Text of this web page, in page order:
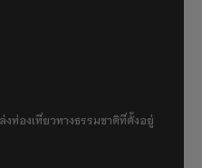
งท่องเที่ยวทางธรรมชาติที่ตั้งอยู่